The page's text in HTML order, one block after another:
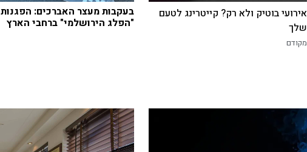
אירועי בוטיק ולא רק? קייטרינג לטעם
שלך
מקודם
בעקבות מעצר האברכים: הפגנות
"הפלג הירושלמי" ברחבי הארץ